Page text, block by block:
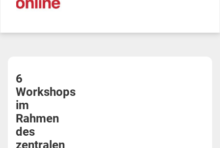
6
Workshops
im
Rahmen
des
zentralen